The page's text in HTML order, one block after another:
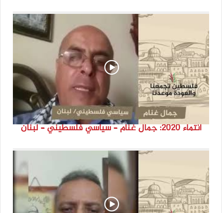
انتماء 2020: جمال غنام – سياسي فلسطيني – لبنان